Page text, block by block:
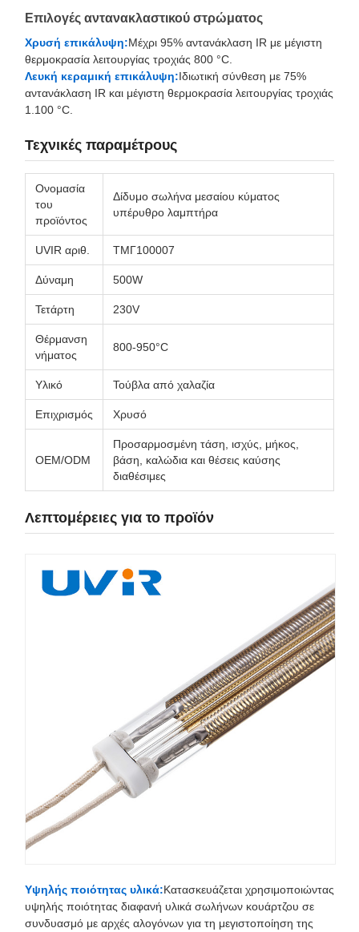
Επιλογές αντανακλαστικού στρώματος
Χρυσή επικάλυψη:Μέχρι 95% αντανάκλαση IR με μέγιστη
θερμοκρασία λειτουργίας τροχιάς 800 °C.
Λευκή κεραμική επικάλυψη:Ιδιωτική σύνθεση με 75%
αντανάκλαση IR και μέγιστη θερμοκρασία λειτουργίας τροχιάς
1.100 °C.
Τεχνικές παραμέτρους
Ονομασία
του
προϊόντος
Δίδυμο σωλήνα μεσαίου κύματος
υπέρυθρο λαμπτήρα
UVIR αριθ. ΤΜΓ100007
Δύναμη 500W
Τετάρτη 230V
Θέρμανση
νήματος
800-950°C
Υλικό Τούβλα από χαλαζία
Επιχρισμός Χρυσό
OEM/ODM
Προσαρμοσμένη τάση, ισχύς, μήκος,
βάση, καλώδια και θέσεις καύσης
διαθέσιμες
Λεπτομέρειες για το προϊόν
Υψηλής ποιότητας υλικά:Κατασκευάζεται χρησιμοποιώντας
υψηλής ποιότητας διαφανή υλικά σωλήνων κουάρτζου σε
συνδυασμό με αρχές αλογόνων για τη μεγιστοποίηση της